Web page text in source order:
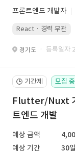
프론트엔드 개발자
React · 경력 무관
경기도 · 등록일자
🕒 기간제 모집 중
Flutter/Nuxt
트엔드 개발
예상 금액
예상 기간
30일